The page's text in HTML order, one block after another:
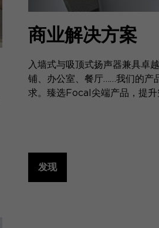
商业解决方案
入墙式与吸顶式扬声器兼具卓
铺、办公室、餐厅……我们的产
求。臻选Focal尖端产品，提升
发现